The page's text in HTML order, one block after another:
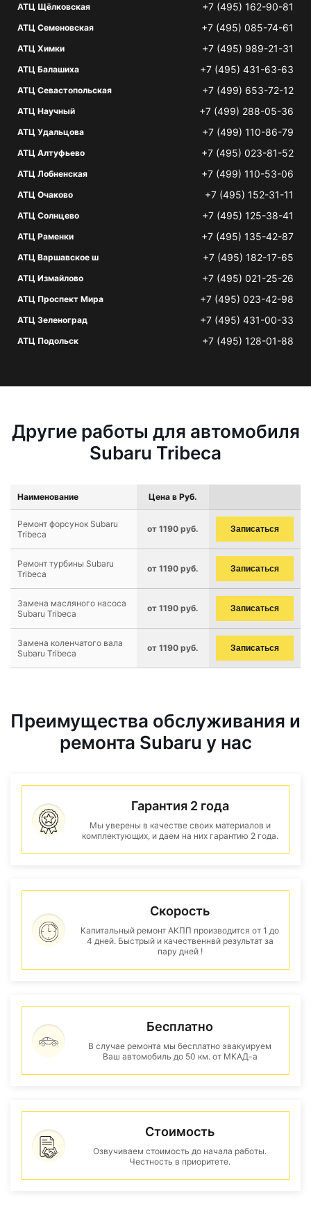
АТЦ Щёлковская +7 (495) 162-90-81
АТЦ Семеновская +7 (495) 085-74-61
АТЦ Химки +7 (495) 989-21-31
АТЦ Балашиха +7 (495) 431-63-63
АТЦ Севастопольская +7 (499) 653-72-12
АТЦ Научный +7 (499) 288-05-36
АТЦ Удальцова +7 (499) 110-86-79
АТЦ Алтуфьево +7 (495) 023-81-52
АТЦ Лобненская +7 (499) 110-53-06
АТЦ Очаково +7 (495) 152-31-11
АТЦ Солнцево +7 (495) 125-38-41
АТЦ Раменки +7 (495) 135-42-87
АТЦ Варшавское ш +7 (495) 182-17-65
АТЦ Измайлово +7 (495) 021-25-26
АТЦ Проспект Мира +7 (495) 023-42-98
АТЦ Зеленоград +7 (495) 431-00-33
АТЦ Подольск +7 (495) 128-01-88
Другие работы для автомобиля
Subaru Tribeca
Наименование Цена в Руб.
Ремонт форсунок Subaru
Tribeca
от 1190 руб. Записаться
Ремонт турбины Subaru
Tribeca
от 1190 руб. Записаться
Замена масляного насоса
Subaru Tribeca
от 1190 руб. Записаться
Замена коленчатого вала
Subaru Tribeca
от 1190 руб. Записаться
Преимущества обслуживания и
ремонта Subaru у нас
Гарантия 2 года
Мы уверены в качестве своих материалов и
комплектующих, и даем на них гарантию 2 года.
Скорость
Капитальный ремонт АКПП производится от 1 до
4 дней. Быстрый и качественнвй результат за
пару дней !
Бесплатно
В случае ремонта мы бесплатно эвакуируем
Ваш автомобиль до 50 км. от МКАД-а
Стоимость
Озвучиваем стоимость до начала работы.
Честность в приоритете.